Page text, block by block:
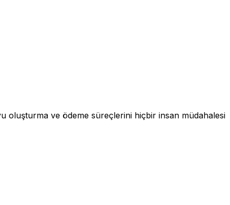
oluşturma ve ödeme süreçlerini hiçbir insan müdahalesi